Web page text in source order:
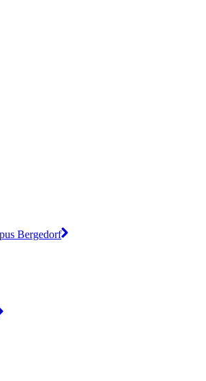
Bergedorf